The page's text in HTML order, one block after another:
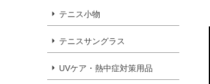
テニス小物
テニスサングラス
UVケア・熱中症対策用品